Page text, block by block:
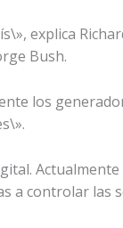
explica
Bush.
los
Actualmente
a controlar las